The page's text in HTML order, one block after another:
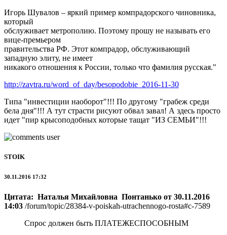
Игорь Шувалов – яркий пример компрадорского чиновника,
который
обслуживает метрополию. Поэтому прошу не называть его
вице-премьером
правительства РФ. Этот компрадор, обслуживающий
западную элиту, не имеет
никакого отношения к России, только что фамилия русская."
http://zavtra.ru/word_of_day/besopodobie_2016-11-30
Типа "инвестиции наоборот"!!! По другому "грабеж среди
бела дня"!!! А тут страсти рисуют обвал завал! А здесь просто
идет "пир крысоподобных которые тащат "ИЗ СЕМЬИ"!!!
STOIK
30.11.2016 17:32
Цитата: Наталья Михайловна Понтанько от 30.11.2016
14:03 /forum/topic/28384-v-poiskah-utrachennogo-rosta#c-7589
Спрос должен быть ПЛАТЕЖЕСПОСОБНЫМ